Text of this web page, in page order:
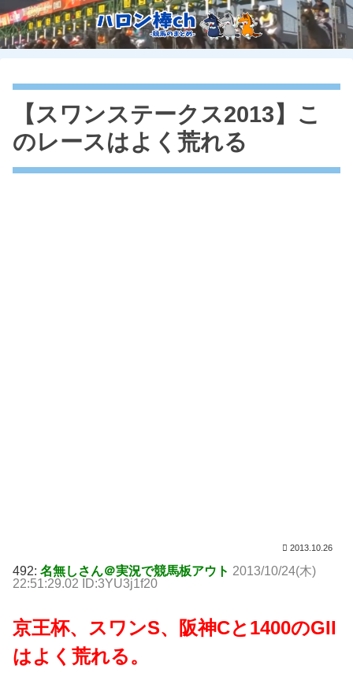
【スワンステークス2013】こ
のレースはよく荒れる
2013.10.26
492: 名無しさん＠実況で競馬板アウト 2013/10/24(木)
22:51:29.02 ID:3YU3j1f20
京王杯、スワンS、阪神Cと1400のGII
はよく荒れる。